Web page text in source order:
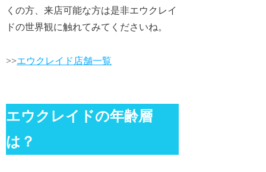
くの方、来店可能な方は是非エウクレイ
ドの世界観に触れてみてくださいね。
>>エウクレイド店舗一覧
エウクレイドの年齢層
は？